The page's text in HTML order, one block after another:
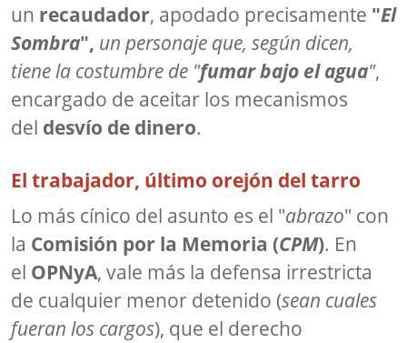
un recaudador, apodado precisamente "El
Sombra", un personaje que, según dicen,
tiene la costumbre de "fumar bajo el agua",
encargado de aceitar los mecanismos
del desvío de dinero.
El trabajador, último orejón del tarro
Lo más cínico del asunto es el "abrazo" con
la Comisión por la Memoria (CPM). En
el OPNyA, vale más la defensa irrestricta
de cualquier menor detenido (sean cuales
fueran los cargos), que el derecho